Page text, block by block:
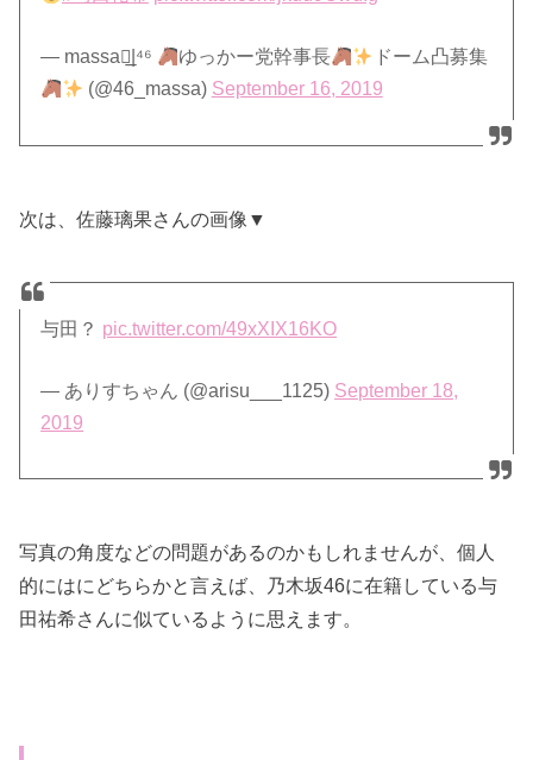
— massa◢͟|⁴⁶ ゆっかー党幹事長
ドーム凸募集
(@46_massa) September 16, 2019
次は、佐藤璃果さんの画像▼
与田？ pic.twitter.com/49xXIX16KO
— ありすちゃん (@arisu___1125) September 18,
2019
写真の角度などの問題があるのかもしれませんが、個人
的にはにどちらかと言えば、乃木坂46に在籍している与
田祐希さんに似ているように思えます。